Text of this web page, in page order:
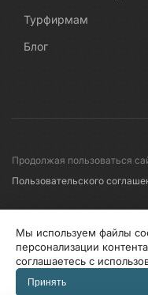
Турфирмам
Блог
Продолжая пользоваться
Пользовательского
© 2008-2026 Первые линии
Информация по исп. cookies
Мы используем файлы
персонализации
соглашаетесь с
Принять